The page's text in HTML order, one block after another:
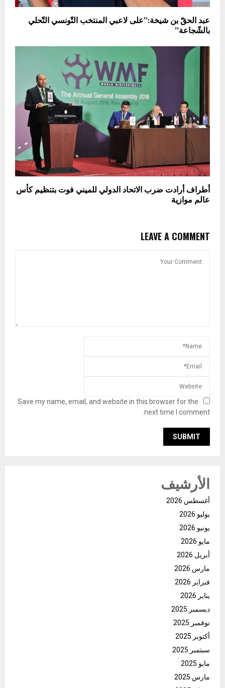
عبد الحقّ بن شيخة:”على لاعبي المنتخب التّونسي التّحلي
بالشّجاعة”
أطراف أرادت ضرب الاتحاد الدولي للميني فوت بتنظيم كأس
عالم موازية
LEAVE A COMMENT
Save my name, email, and website in this browser for the
next time I comment.
الأرشيف
أغسطس 2026
يوليو 2026
يونيو 2026
مايو 2026
أبريل 2026
مارس 2026
فبراير 2026
يناير 2026
ديسمبر 2025
نوفمبر 2025
أكتوبر 2025
سبتمبر 2025
مايو 2025
مارس 2025